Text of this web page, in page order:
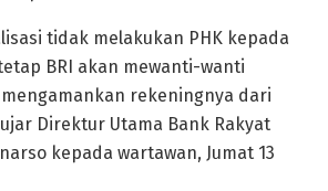
tidak melakukan PHK kepada
BRI akan mewanti-wanti
rekeningnya dari
Direktur Utama Bank Rakyat
kepada wartawan, Jumat 13